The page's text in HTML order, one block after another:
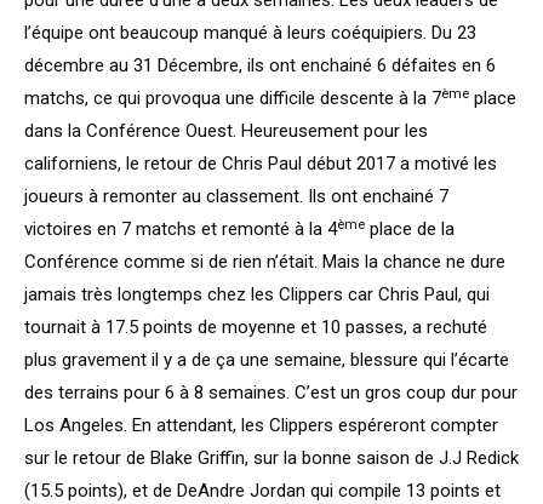
l’équipe ont beaucoup manqué à leurs coéquipiers. Du 23
décembre au 31 Décembre, ils ont enchainé 6 défaites en 6
matchs, ce qui provoqua une difficile descente à la 7ème place
dans la Conférence Ouest. Heureusement pour les
californiens, le retour de Chris Paul début 2017 a motivé les
joueurs à remonter au classement. Ils ont enchainé 7
victoires en 7 matchs et remonté à la 4ème place de la
Conférence comme si de rien n’était. Mais la chance ne dure
jamais très longtemps chez les Clippers car Chris Paul, qui
tournait à 17.5 points de moyenne et 10 passes, a rechuté
plus gravement il y a de ça une semaine, blessure qui l’écarte
des terrains pour 6 à 8 semaines. C’est un gros coup dur pour
Los Angeles. En attendant, les Clippers espéreront compter
sur le retour de Blake Griffin, sur la bonne saison de J.J Redick
(15.5 points), et de DeAndre Jordan qui compile 13 points et